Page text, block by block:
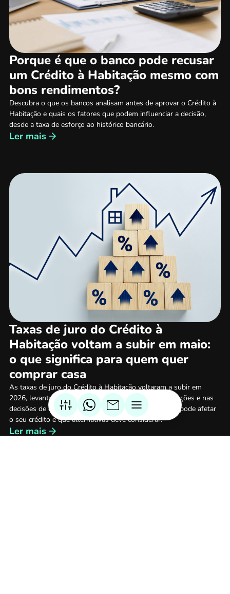
Porque é que o banco pode recusar
um Crédito à Habitação mesmo com
bons rendimentos?
Descubra o que os bancos analisam antes de aprovar o Crédito à
Habitação e quais os fatores que podem influenciar a decisão,
desde a taxa de esforço ao histórico bancário.
Ler mais
Taxas de juro do Crédito à
Habitação voltam a subir em maio:
o que significa para quem quer
comprar casa
As taxas de juro do Crédito à Habitação voltaram a subir em
2026, levantando dúvidas sobre o impacto nas prestações e nas
decisões de compra. Saiba o que está a mudar, como pode afetar
o seu crédito e que alternativas deve considerar.
Ler mais